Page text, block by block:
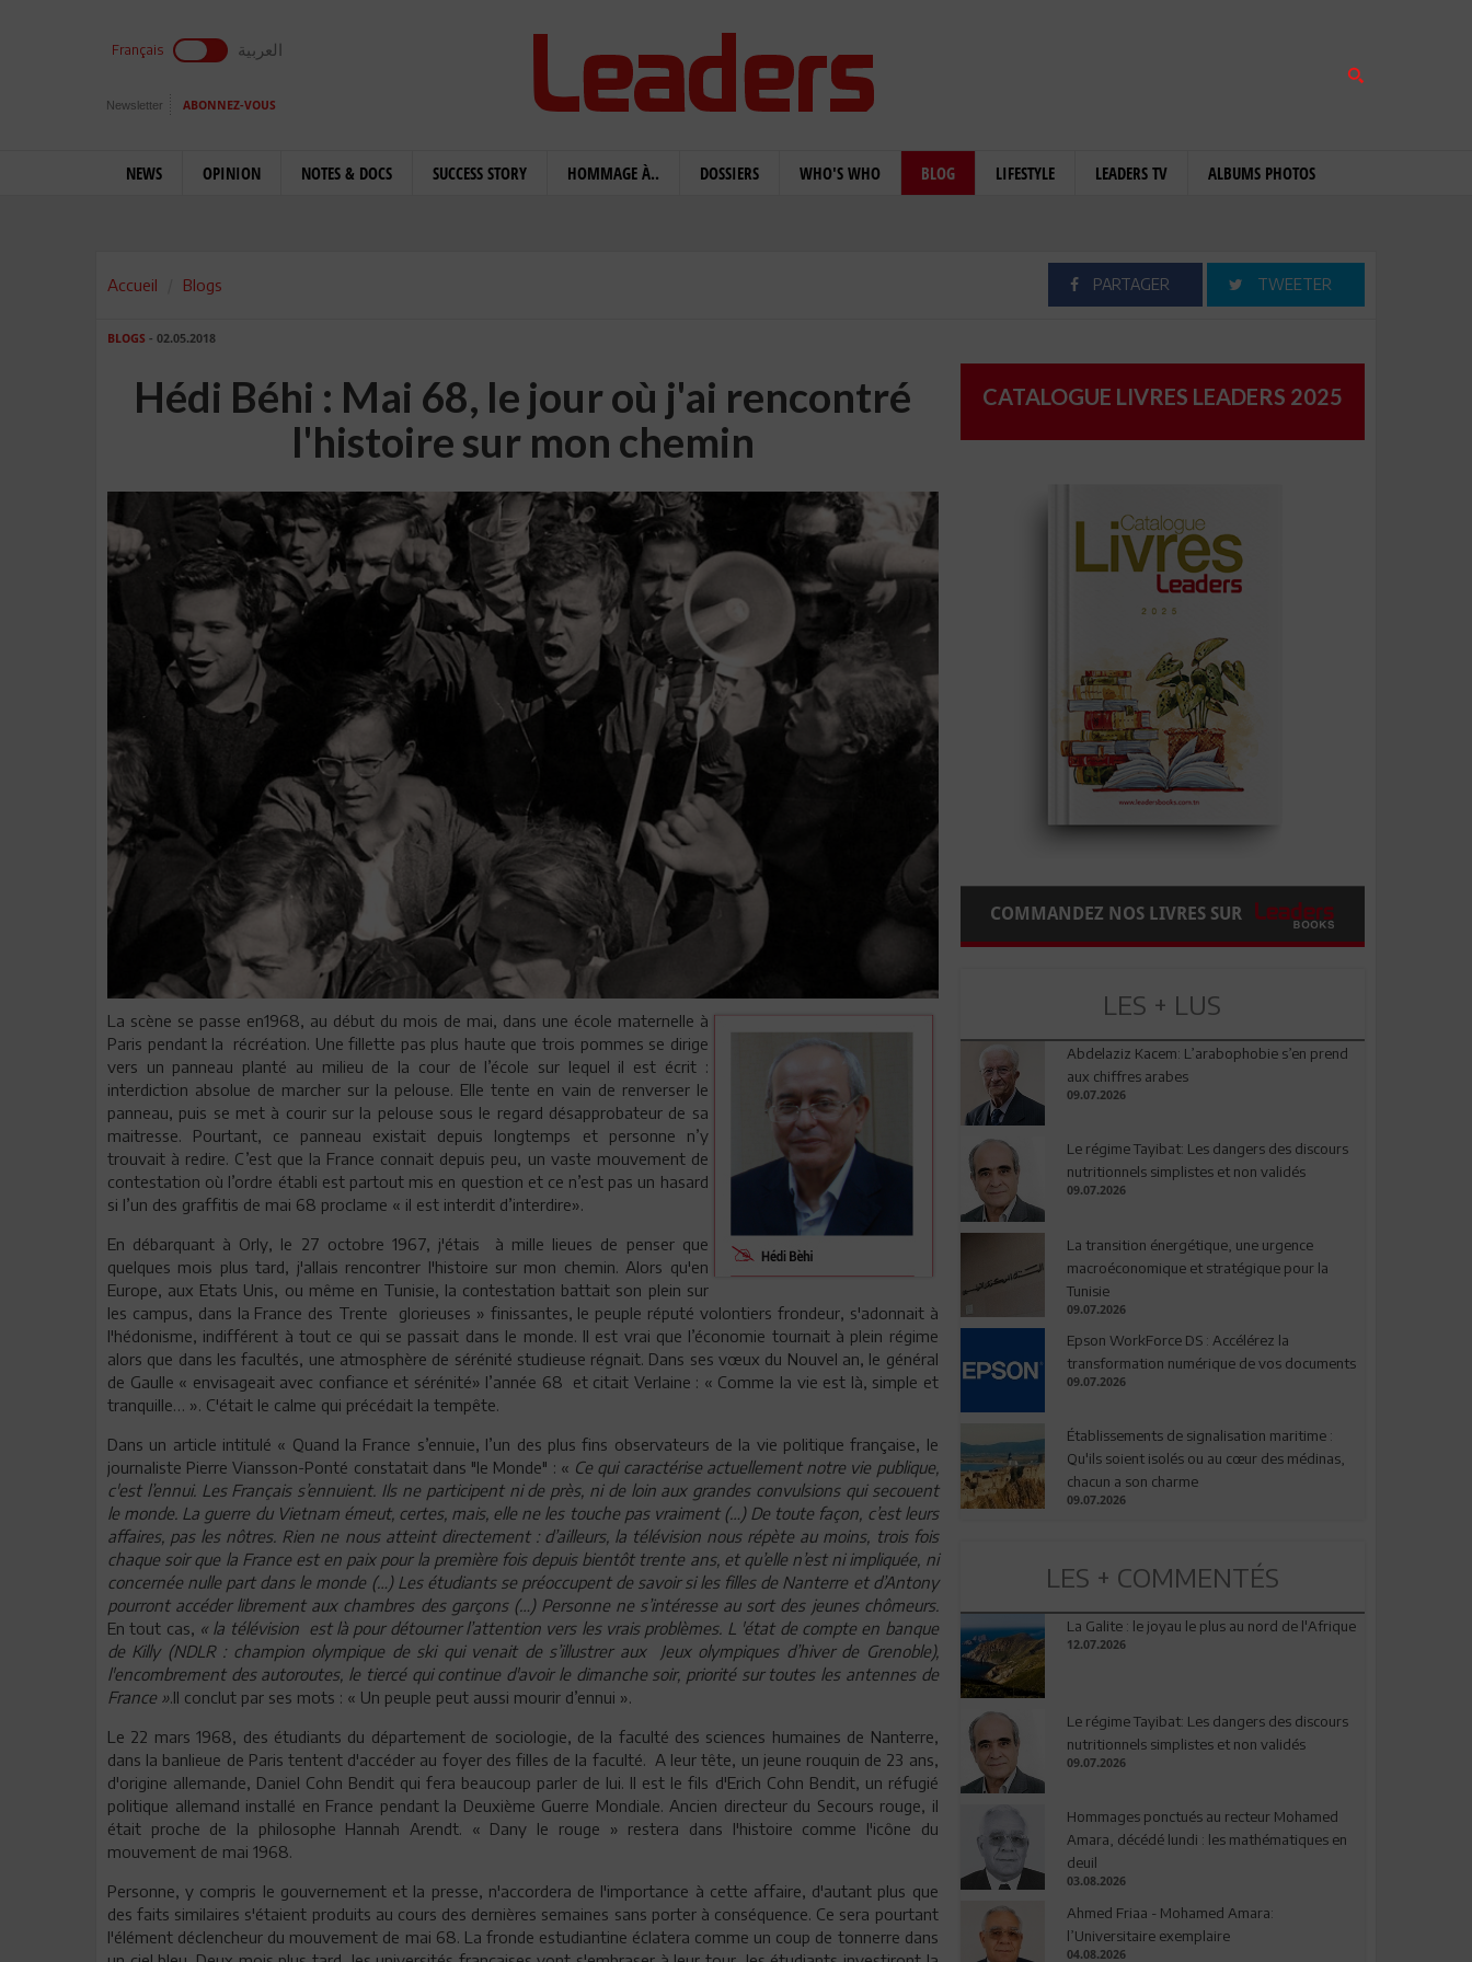
Français العربية
Newsletter ABONNEZ-VOUS
NEWS OPINION NOTES & DOCS SUCCESS STORY HOMMAGE À.. DOSSIERS WHO'S WHO BLOG LIFESTYLE LEADERS TV ALBUMS PHOTOS
Accueil Blogs PARTAGER TWEETER
BLOGS - 02.05.2018
Hédi Béhi : Mai 68, le jour où j'ai rencontré
l'histoire sur mon chemin
La scène se passe en1968, au début du mois de mai, dans une école maternelle à
Paris pendant la récréation. Une fillette pas plus haute que trois pommes se dirige
vers un panneau planté au milieu de la cour de l’école sur lequel il est écrit :
interdiction absolue de marcher sur la pelouse. Elle tente en vain de renverser le
panneau, puis se met à courir sur la pelouse sous le regard désapprobateur de sa
maitresse. Pourtant, ce panneau existait depuis longtemps et personne n’y
trouvait à redire. C’est que la France connait depuis peu, un vaste mouvement de
contestation où l’ordre établi est partout mis en question et ce n’est pas un hasard
si l’un des graffitis de mai 68 proclame « il est interdit d’interdire».
En débarquant à Orly, le 27 octobre 1967, j'étais à mille lieues de penser que
quelques mois plus tard, j'allais rencontrer l'histoire sur mon chemin. Alors qu'en
Europe, aux Etats Unis, ou même en Tunisie, la contestation battait son plein sur
les campus, dans la France des Trente glorieuses » finissantes, le peuple réputé volontiers frondeur, s'adonnait à
l'hédonisme, indifférent à tout ce qui se passait dans le monde. Il est vrai que l’économie tournait à plein régime
alors que dans les facultés, une atmosphère de sérénité studieuse régnait. Dans ses vœux du Nouvel an, le général
de Gaulle « envisageait avec confiance et sérénité» l’année 68 et citait Verlaine : « Comme la vie est là, simple et
tranquille… ». C'était le calme qui précédait la tempête.
Dans un article intitulé « Quand la France s’ennuie, l’un des plus fins observateurs de la vie politique française, le
journaliste Pierre Viansson-Ponté constatait dans "le Monde" : « Ce qui caractérise actuellement notre vie publique,
c'est l’ennui. Les Français s’ennuient. Ils ne participent ni de près, ni de loin aux grandes convulsions qui secouent
le monde. La guerre du Vietnam émeut, certes, mais, elle ne les touche pas vraiment (…) De toute façon, c’est leurs
affaires, pas les nôtres. Rien ne nous atteint directement : d’ailleurs, la télévision nous répète au moins, trois fois
chaque soir que la France est en paix pour la première fois depuis bientôt trente ans, et qu’elle n’est ni impliquée, ni
concernée nulle part dans le monde (…) Les étudiants se préoccupent de savoir si les filles de Nanterre et d’Antony
pourront accéder librement aux chambres des garçons (…) Personne ne s’intéresse au sort des jeunes chômeurs.
En tout cas, « la télévision est là pour détourner l’attention vers les vrais problèmes. L 'état de compte en banque
de Killy (NDLR : champion olympique de ski qui venait de s’illustrer aux Jeux olympiques d’hiver de Grenoble),
l'encombrement des autoroutes, le tiercé qui continue d'avoir le dimanche soir, priorité sur toutes les antennes de
France ».Il conclut par ses mots : « Un peuple peut aussi mourir d’ennui ».
Le 22 mars 1968, des étudiants du département de sociologie, de la faculté des sciences humaines de Nanterre,
dans la banlieue de Paris tentent d'accéder au foyer des filles de la faculté. A leur tête, un jeune rouquin de 23 ans,
d'origine allemande, Daniel Cohn Bendit qui fera beaucoup parler de lui. Il est le fils d'Erich Cohn Bendit, un réfugié
politique allemand installé en France pendant la Deuxième Guerre Mondiale. Ancien directeur du Secours rouge, il
était proche de la philosophe Hannah Arendt. « Dany le rouge » restera dans l'histoire comme l'icône du
mouvement de mai 1968.
Personne, y compris le gouvernement et la presse, n'accordera de l'importance à cette affaire, d'autant plus que
des faits similaires s'étaient produits au cours des dernières semaines sans porter à conséquence. Ce sera pourtant
l'élément déclencheur du mouvement de mai 68. La fronde estudiantine éclatera comme un coup de tonnerre dans
CATALOGUE LIVRES LEADERS 2025
COMMANDEZ NOS LIVRES SUR
LES + LUS
Abdelaziz Kacem: L’arabophobie s’en prend
aux chiffres arabes
09.07.2026
Le régime Tayibat: Les dangers des discours
nutritionnels simplistes et non validés
09.07.2026
La transition énergétique, une urgence
macroéconomique et stratégique pour la
Tunisie
09.07.2026
Epson WorkForce DS : Accélérez la
transformation numérique de vos documents
09.07.2026
Établissements de signalisation maritime :
Qu'ils soient isolés ou au cœur des médinas,
chacun a son charme
09.07.2026
LES + COMMENTÉS
La Galite : le joyau le plus au nord de l'Afrique
12.07.2026
Le régime Tayibat: Les dangers des discours
nutritionnels simplistes et non validés
09.07.2026
Hommages ponctués au recteur Mohamed
Amara, décédé lundi : les mathématiques en
deuil
03.08.2026
Ahmed Friaa - Mohamed Amara:
l’Universitaire exemplaire
04.08.2026